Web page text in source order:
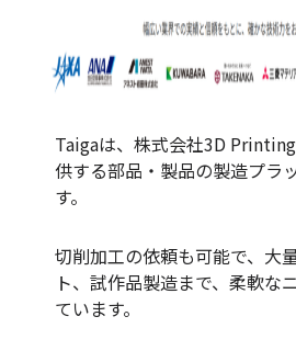
Taigaは、株式会社3D
供する部品・製品の製造プラ
す。
切削加工の依頼も可能で、大
ト、試作品製造まで、柔軟な
ています。